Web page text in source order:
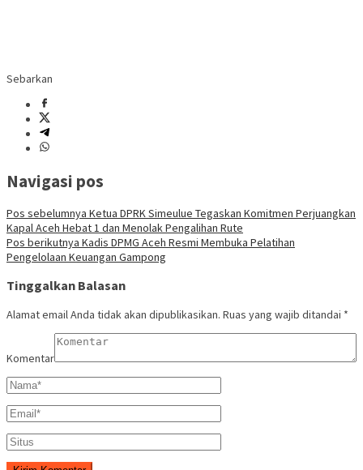
Sebarkan
Navigasi pos
Pos sebelumnya Ketua DPRK Simeulue Tegaskan Komitmen Perjuangkan
Kapal Aceh Hebat 1 dan Menolak Pengalihan Rute
Pos berikutnya Kadis DPMG Aceh Resmi Membuka Pelatihan
Pengelolaan Keuangan Gampong
Tinggalkan Balasan
Alamat email Anda tidak akan dipublikasikan. Ruas yang wajib ditandai *
Komentar